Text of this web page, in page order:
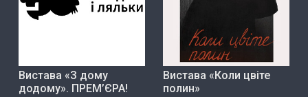
Вистава «З дому
додому». ПРЕМ’ЄРА!
Вистава «Коли цвіте
полин»